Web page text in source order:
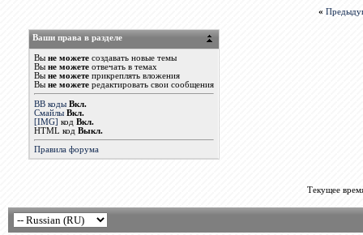
«
Ваши права в разделе
Вы не можетесоздавать новые темы
Вы не можетеотвечать в темах
Вы не можетеприкреплять вложения
Вы не можетередактировать свои сообщения
BB коды Вкл.
Смайлы Вкл.
[IMG] код Вкл.
HTML код Выкл.
Правила форума
Текущее